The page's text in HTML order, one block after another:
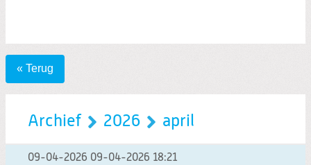
« Terug
Archief 2026 april
09-04-2026 09-04-2026 18:21